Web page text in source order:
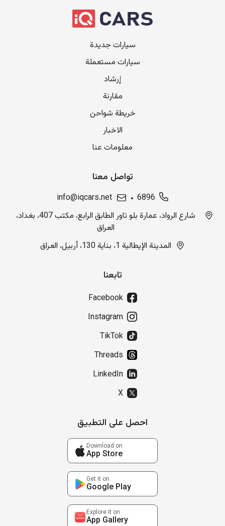
سيارات جديدة
سيارات مستعملة
إرشاد
مقارنة
خريطة شواحن
الاخبار
معلومات عنا
تواصل معنا
6896
info@iqcars.net
شارع الرواد، عمارة بلو تاور الطابق الرابع، مكتب 407، بغداد،
العراق
المدينة الإيطالية 1، بناية 130، أربيل، العراق
تابعنا
Facebook
Instagram
TikTok
Threads
LinkedIn
X
احصل على التطبيق
Download on
App Store
Get it on
Google Play
Explore it on
App Gallery